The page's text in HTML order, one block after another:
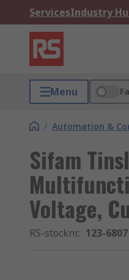
ServicesIndustry
Menu
/ Automation &
Sifam
Voltage,
RS-stocknr.: 123-6807